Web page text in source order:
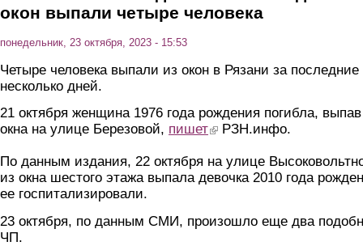
окон выпали четыре человека
понедельник, 23 октября, 2023 - 15:53
Четыре человека выпали из окон в Рязани за последние
несколько дней.
21 октября женщина 1976 года рождения погибла,
окна на улице Березовой, пишет(link is external)
РЗН.инфо.
По данным издания, 22 октября на улице
из окна шестого этажа выпала девочка 2010 года
ее госпитализировали.
23 октября, по данным СМИ, произошло еще два
ЧП.